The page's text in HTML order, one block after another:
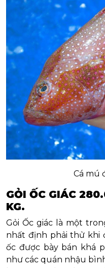
Cá mú
GỎI ỐC GIÁC
KG.
Gỏi Ốc giác là một
nhất định phải thử khi
ốc được bày bán khá
như các quán nhậu